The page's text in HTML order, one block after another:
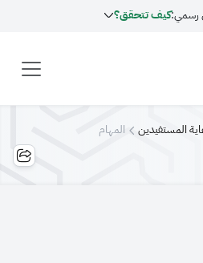
رسمي:كيف تتحقق؟
المستفيدين المهام